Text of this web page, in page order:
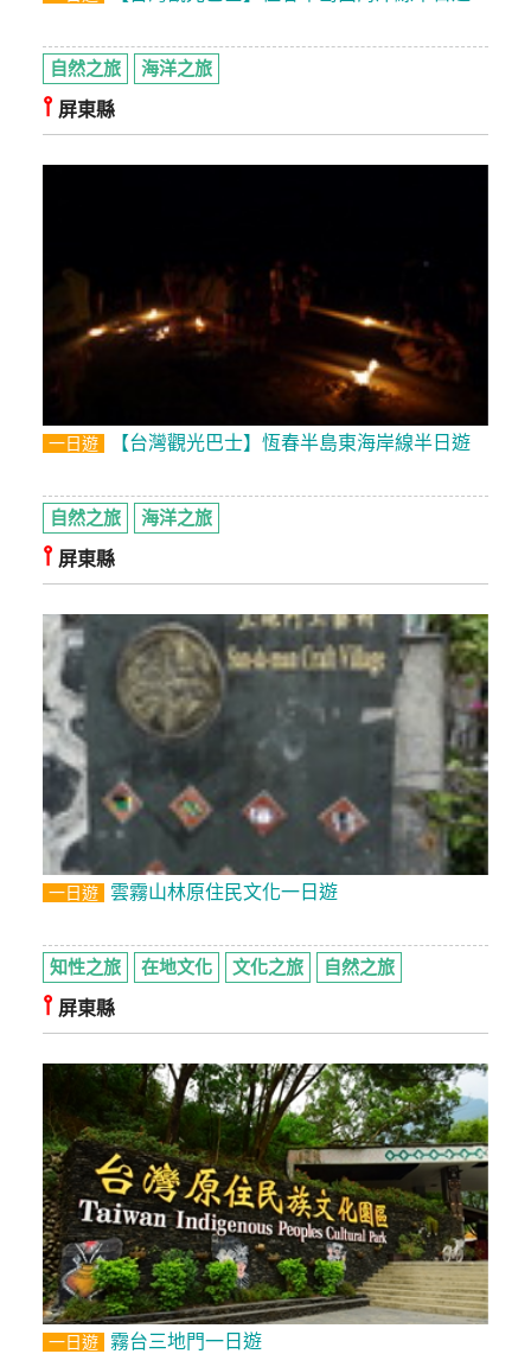
廠
合
作
宣
自然之旅 海洋之旅
⫯ 屏東縣
一日遊 【台灣觀光巴士】恆春半島東海岸線半日遊
自然之旅 海洋之旅
⫯ 屏東縣
一日遊 雲霧山林原住民文化一日遊
知性之旅 在地文化 文化之旅 自然之旅
⫯ 屏東縣
一日遊 霧台三地門一日遊